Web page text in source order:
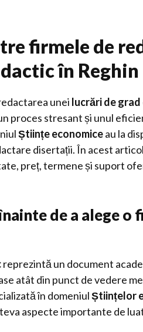
firmele de
în Reghin
unei lucrări de
proces stresant și unul
Științe economiceau la
disertații. În acest
preț, termene și suport
de a alege o
reprezintă un document
atât din punct de vedere
în domeniulȘtiințelor
aspecte importante de